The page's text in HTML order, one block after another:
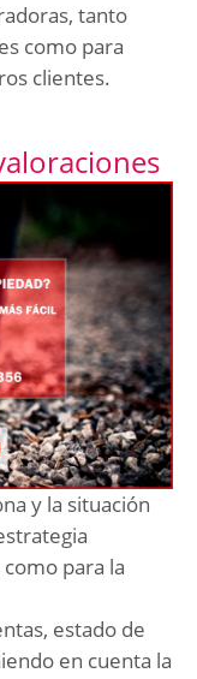
tanto
como para
clientes.
y la situación
para la
estado de
en cuenta la